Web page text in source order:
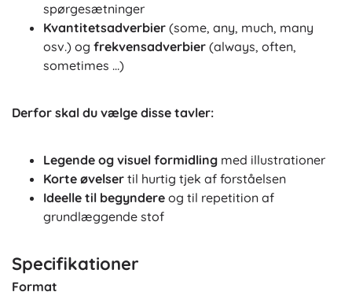
spørgesætninger
Kvantitetsadverbier (some, any, much, many
osv.) og frekvensadverbier (always, often,
sometimes …)
Derfor skal du vælge disse tavler:
Legende og visuel formidling med illustrationer
Korte øvelser til hurtig tjek af forståelsen
Ideelle til begyndere og til repetition af
grundlæggende stof
Specifikationer
Format